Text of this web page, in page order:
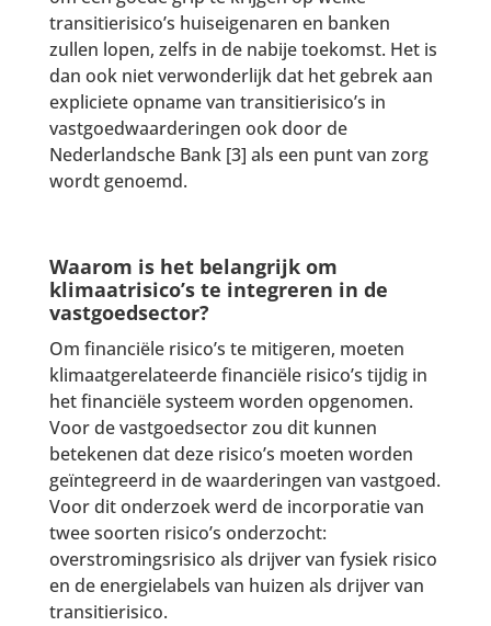
transitierisico’s huiseigenaren en banken
zullen lopen, zelfs in de nabije toekomst. Het is
dan ook niet verwonderlijk dat het gebrek aan
expliciete opname van transitierisico’s in
vastgoedwaarderingen ook door de
Nederlandsche Bank [3] als een punt van zorg
wordt genoemd.
Waarom is het belangrijk om
klimaatrisico’s te integreren in de
vastgoedsector?
Om financiële risico’s te mitigeren, moeten
klimaatgerelateerde financiële risico’s tijdig in
het financiële systeem worden opgenomen.
Voor de vastgoedsector zou dit kunnen
betekenen dat deze risico’s moeten worden
geïntegreerd in de waarderingen van vastgoed.
Voor dit onderzoek werd de incorporatie van
twee soorten risico’s onderzocht:
overstromingsrisico als drijver van fysiek risico
en de energielabels van huizen als drijver van
transitierisico.